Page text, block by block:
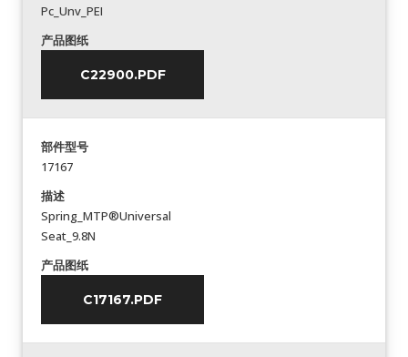
Pc_Unv_PEI
产品图纸
C22900.PDF
部件型号
17167
描述
Spring_MTP®Universal
Seat_9.8N
产品图纸
C17167.PDF